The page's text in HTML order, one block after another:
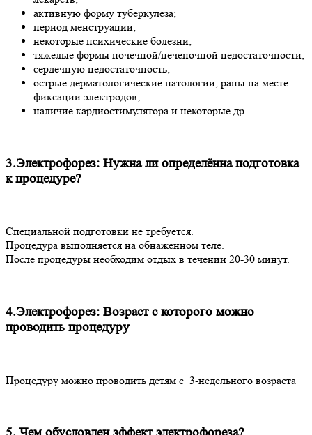
активную форму туберкулеза;
период менструации;
некоторые психические болезни;
тяжелые формы почечной/печеночной недостаточности;
сердечную недостаточность;
острые дерматологические патологии, раны на месте
фиксации электродов;
наличие кардиостимулятора и некоторые др.
3.Электрофорез: Нужна ли определённа подготовка
к процедуре?
Специальной подготовки не требуется.
Процедура выполняется на обнаженном теле.
После процедуры необходим отдых в течении 20-30 минут.
4.Электрофорез: Возраст с которого можно
проводить процедуру
Процедуру можно проводить детям с 3-недельного возраста